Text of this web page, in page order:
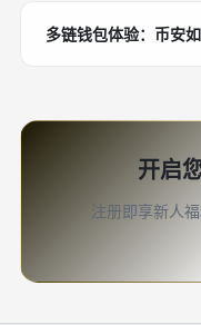
多链钱包体验：币安
开启
注册即享新人